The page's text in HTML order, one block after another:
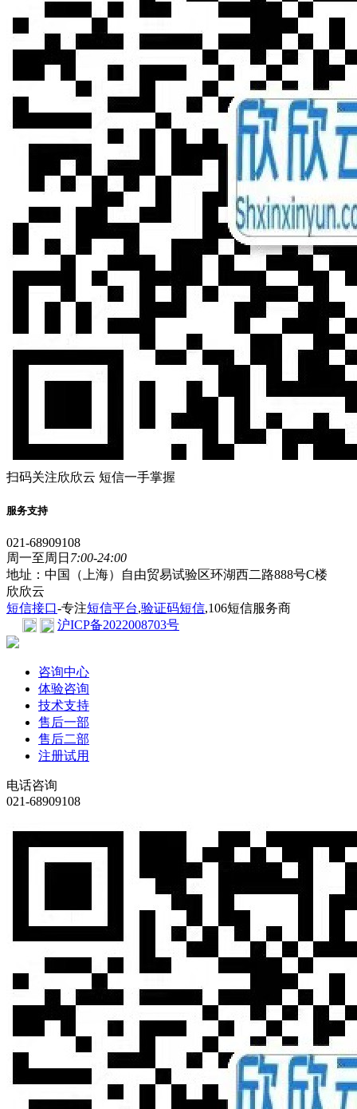
扫码关注欣欣云 短信一手掌握
服务支持
021-68909108
周一至周日 7:00-24:00
地址：中国（上海）自由贸易试验区环湖西二路888号C楼
欣欣云
短信接口-专注短信平台,验证码短信,106短信服务商
沪ICP备2022008703号
咨询中心
体验咨询
技术支持
售后一部
售后二部
注册试用
电话咨询
021-68909108